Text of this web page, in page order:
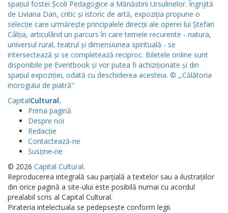
CapitalCultural.
Prima pagină
Despre noi
Redacție
Contactează-ne
Susține-ne
© 2026 Capital Cultural.
Reproducerea integrală sau parțială a textelor sau a ilustrațiilor
din orice pagină a site-ului este posibilă numai cu acordul
prealabil scris al Capital Cultural.
Pirateria intelectuala se pedepsește conform legii.